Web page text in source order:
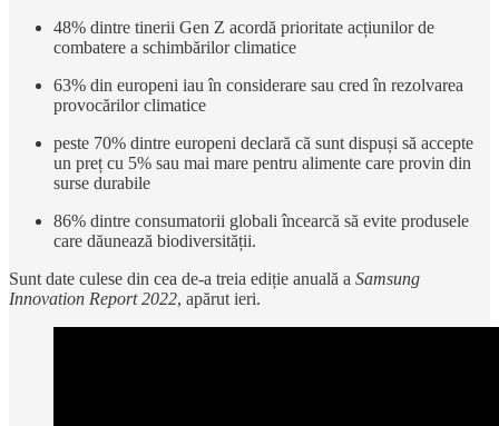
48% dintre tinerii Gen Z acordă prioritate acțiunilor de
combatere a schimbărilor climatice
63% din europeni iau în considerare sau cred în rezolvarea
provocărilor climatice
peste 70% dintre europeni declară că sunt dispuși să accepte
un preț cu 5% sau mai mare pentru alimente care provin din
surse durabile
86% dintre consumatorii globali încearcă să evite produsele
care dăunează biodiversității.
Sunt date culese din cea de-a treia ediție anuală a Samsung
Innovation Report 2022, apărut ieri.